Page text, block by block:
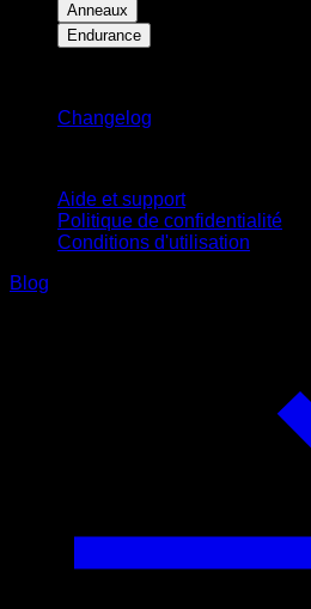
Anneaux
Endurance
Changelog
Aide et support
Politique de confidentialité
Conditions d'utilisation
Blog